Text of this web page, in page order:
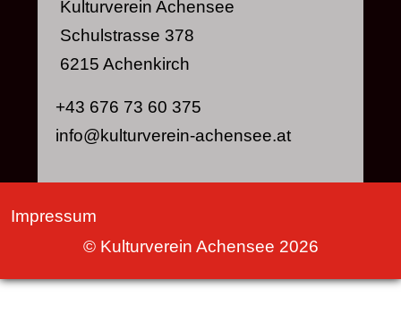
Kulturverein Achensee
Schulstrasse 378
6215 Achenkirch
+43 676 73 60 375
info@kulturverein-achensee.at
Impressum
© Kulturverein Achensee 2026